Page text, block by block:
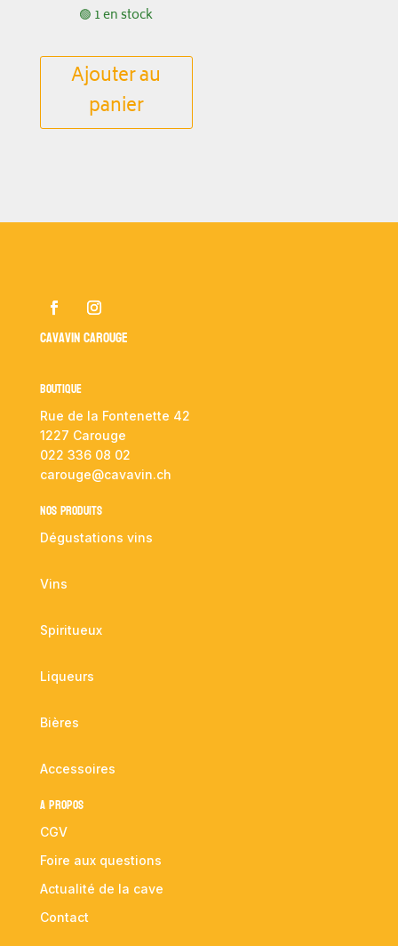
🟢 1 en stock
Ajouter au
panier
Cavavin Carouge
Boutique
Rue de la Fontenette 42
1227 Carouge
022 336 08 02
carouge@cavavin.ch
NOS PRODUITS
Dégustations vins
Vins
Spiritueux
Liqueurs
Bières
Accessoires
A propos
CGV
Foire aux questions
Actualité de la cave
Contact